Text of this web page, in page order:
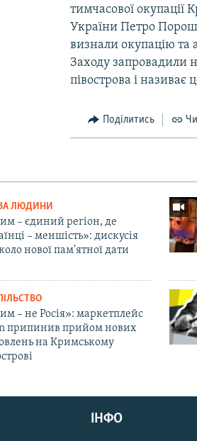
тимчасової окупації
України Петро
визнали окупацію та
Заходу запровадили
півострова і називає
Поділитись
ЛЮДИНИ
– єдиний регіон, де
– меншість»: дискусія
нової пам'ятної дати
– не Росія»: маркетплейс
припинив прийом нових
на Кримському
ІНФО